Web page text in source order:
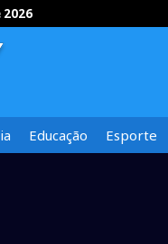
Educação Esporte